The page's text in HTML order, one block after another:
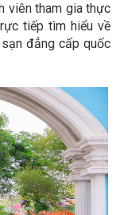
viên tham gia thực
tiếp tìm hiểu về
đẳng cấp quốc